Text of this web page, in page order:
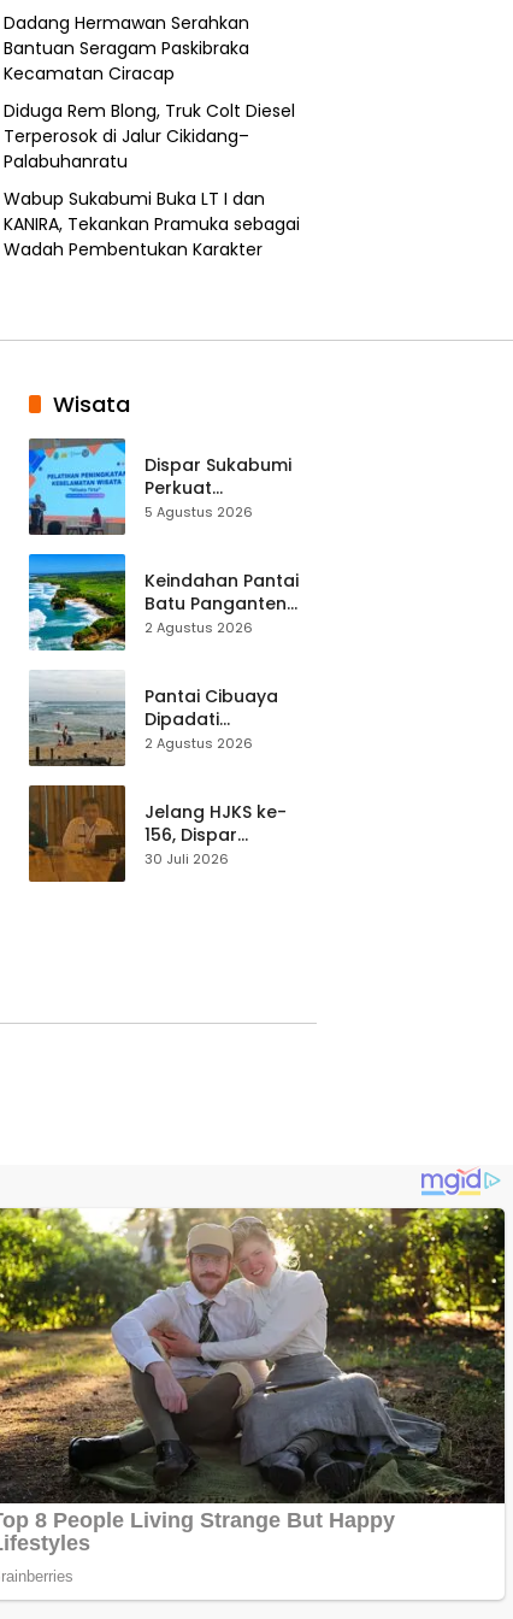
Dadang Hermawan Serahkan
Bantuan Seragam Paskibraka
Kecamatan Ciracap
Diduga Rem Blong, Truk Colt Diesel
Terperosok di Jalur Cikidang–
Palabuhanratu
Wabup Sukabumi Buka LT I dan
KANIRA, Tekankan Pramuka sebagai
Wadah Pembentukan Karakter
Wisata
Dispar Sukabumi
Perkuat
Keselamatan
Mitigasi hingga
Teknik Evakuasi
5 Agustus 2026
Keindahan Pantai
Batu Panganten
Mulai Dilirik
2 Agustus 2026
Pantai Cibuaya
Dipadati
Wisatawan,
Waspada
2 Agustus 2026
Jelang HJKS ke-
156, Dispar
Kabupaten
30 Juli 2026